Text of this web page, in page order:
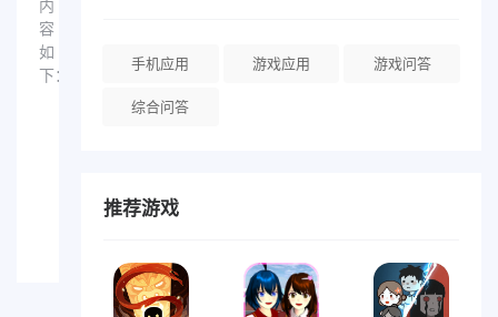
内
容
如
下：
手机应用 游戏应用 游戏问答
综合问答
推荐游戏